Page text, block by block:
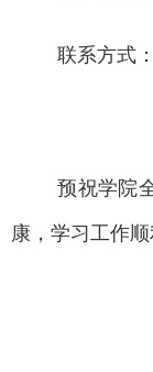
联系方式
预祝学院
康，学习工作